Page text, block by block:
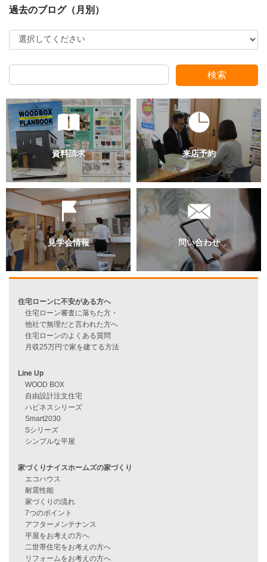
スタッフ別ブログ
過去のブログ（月別）
検索
資料請求